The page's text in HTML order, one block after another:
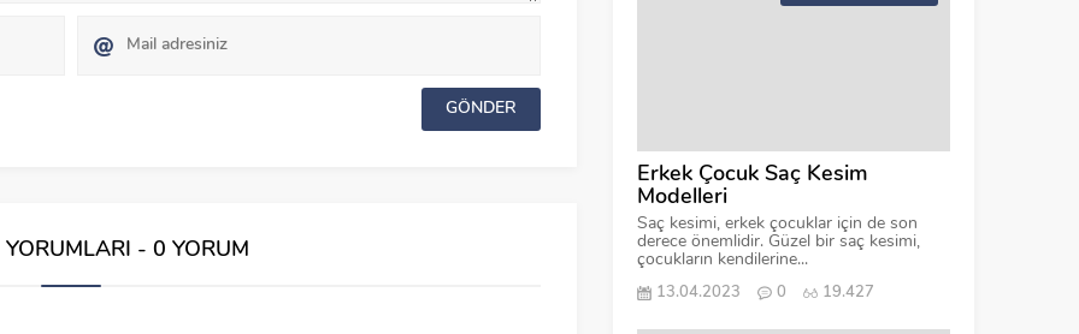
YORUMLARI - 0 YORUM
Erkek Çocuk Saç Kesim
Modelleri
Saç kesimi, erkek çocuklar için de son
derece önemlidir. Güzel bir saç kesimi,
çocukların kendilerine...
13.04.2023 0 19.427